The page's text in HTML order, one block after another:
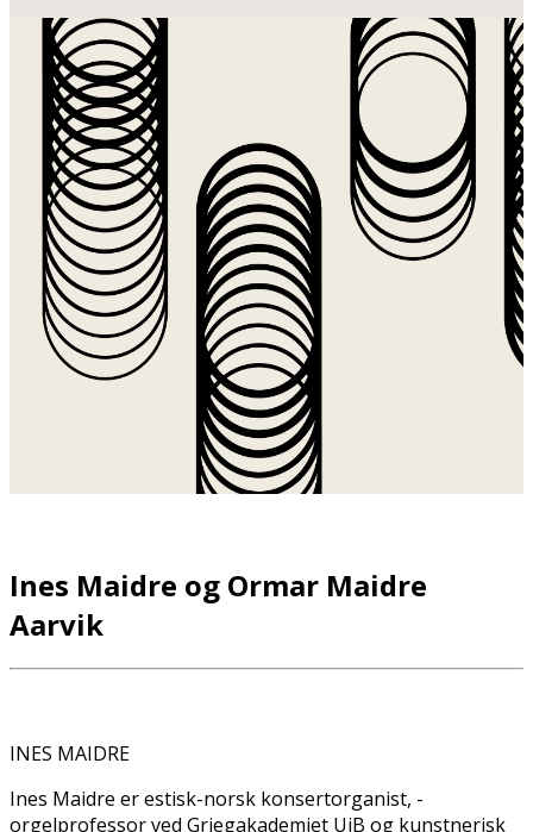
Ines Maidre og Ormar Maidre
Aarvik
INES MAIDRE
Ines Maidre er estisk-norsk konsertorganist, ­
orgelprofessor ved Griegakademiet UiB og kunstnerisk